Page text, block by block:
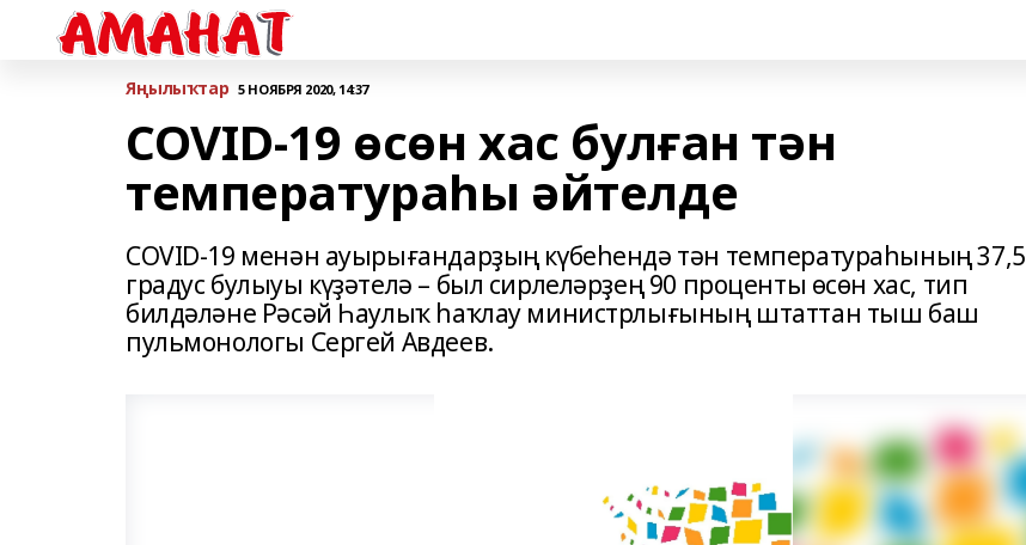
Яңылыҡтар 5 НОЯБРЯ 2020, 14:37
COVID-19 өсөн хас булған тән
температураһы әйтелде
COVID-19 менән ауырығандарҙың күбеһендә тән температураһының 37,5
градус булыуы күҙәтелә – был сирлеләрҙең 90 проценты өсөн хас, тип
билдәләне Рәсәй Һаулыҡ һаҡлау министрлығының штаттан тыш баш
пульмонологы Сергей Авдеев.